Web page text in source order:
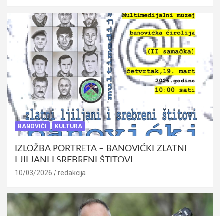
BANOVIĆI KULTURA
IZLOŽBA PORTRETA – BANOVIĆKI ZLATNI
LJILJANI I SREBRENI ŠTITOVI
10/03/2026 redakcija